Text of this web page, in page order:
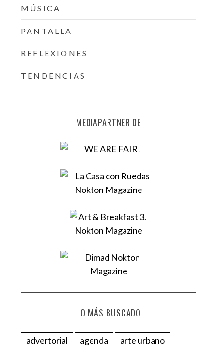
MÚSICA
PANTALLA
REFLEXIONES
TENDENCIAS
MEDIAPARTNER DE
LO MÁS BUSCADO
advertorial agenda
arte urbano